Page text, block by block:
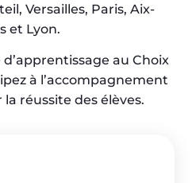
Versailles, Paris, Aix-
et Lyon.
au Choix
à l’accompagnement
réussite des élèves.